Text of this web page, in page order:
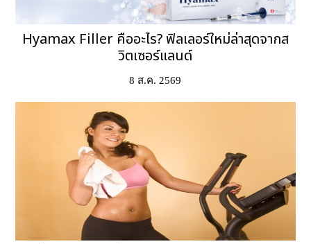
Hyamax Filler คืออะไร? ฟิลเลอร์ใหม่ล่าสุดจากส
วิตเซอร์แลนด์
8 ส.ค. 2569